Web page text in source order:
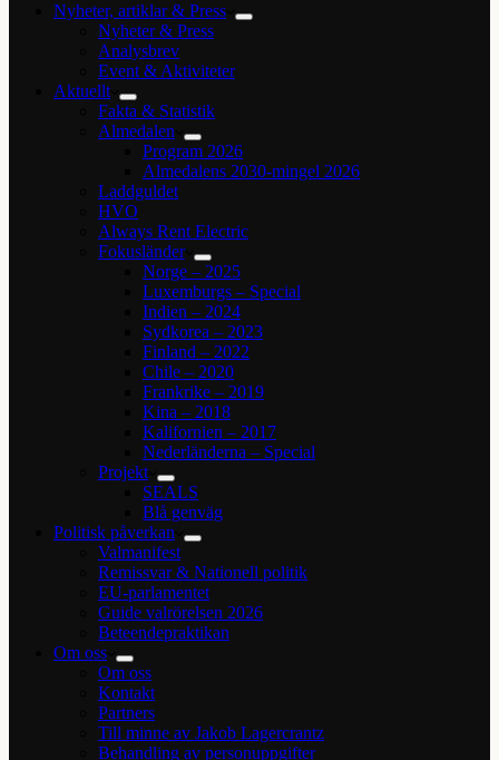
Nyheter, artiklar & Press
Nyheter & Press
Analysbrev
Event & Aktiviteter
Aktuellt
Fakta & Statistik
Almedalen
Program 2026
Almedalens 2030-mingel 2026
Laddguldet
HVO
Always Rent Electric
Fokusländer
Norge – 2025
Luxemburgs – Special
Indien – 2024
Sydkorea – 2023
Finland – 2022
Chile – 2020
Frankrike – 2019
Kina – 2018
Kalifornien – 2017
Nederländerna – Special
Projekt
SEALS
Blå genväg
Politisk påverkan
Valmanifest
Remissvar & Nationell politik
EU-parlamentet
Guide valrörelsen 2026
Beteendepraktikan
Om oss
Om oss
Kontakt
Partners
Till minne av Jakob Lagercrantz
Behandling av personuppgifter